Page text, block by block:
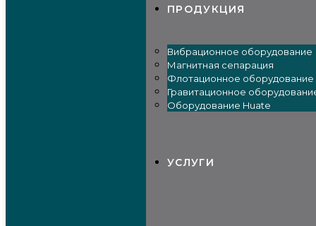
ПРОДУКЦИЯ
Вибрационное оборудование
Магнитная сепарация
Флотационное оборудование
Гравитационное
Оборудование Huate
УСЛУГИ